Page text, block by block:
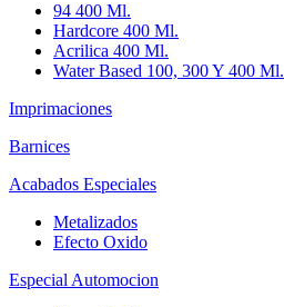
94 400 Ml.
Hardcore 400 Ml.
Acrilica 400 Ml.
Water Based 100, 300 Y 400 Ml.
Imprimaciones
Barnices
Acabados Especiales
Metalizados
Efecto Oxido
Especial Automocion